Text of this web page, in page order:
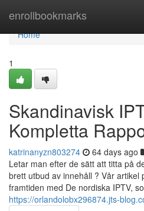
enrollbookmarks
Home
Home
1
Skandinavisk
Kompletta
katrinanyzn803274 64 days ago
Letar man efter de sätt att titta på
brett utbud av innehåll ? Vår artikel
framtiden med De nordiska IPTV,
https://orlandolobx296874.jts-